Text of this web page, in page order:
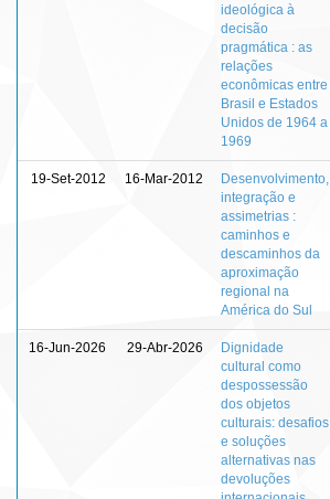
ideológica à
decisão
pragmática : as
relações
econômicas entre
Brasil e Estados
Unidos de 1964 a
1969
19-Set-2012 16-Mar-2012
Desenvolvimento,
integração e
assimetrias :
caminhos e
descaminhos da
aproximação
regional na
América do Sul
16-Jun-2026 29-Abr-2026
Dignidade
cultural como
despossessão
dos objetos
culturais: desafios
e soluções
alternativas nas
devoluções